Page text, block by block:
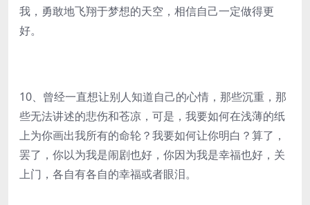
我，勇敢地飞翔于梦想的天空，相信自己一定做得更
好。
10、曾经一直想让别人知道自己的心情，那些沉重，那
些无法讲述的悲伤和苍凉，可是，我要如何在浅薄的纸
上为你画出我所有的命轮？我要如何让你明白？算了，
罢了，你以为我是闹剧也好，你因为我是幸福也好，关
上门，各自有各自的幸福或者眼泪。